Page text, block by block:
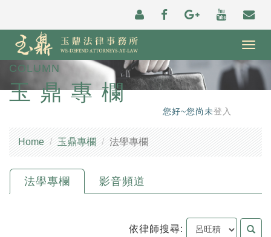
COLUMN
玉鼎專欄
您好~您尚未登入
Home 玉鼎專欄 法學專欄
法學專欄 影音頻道
依律師搜尋: